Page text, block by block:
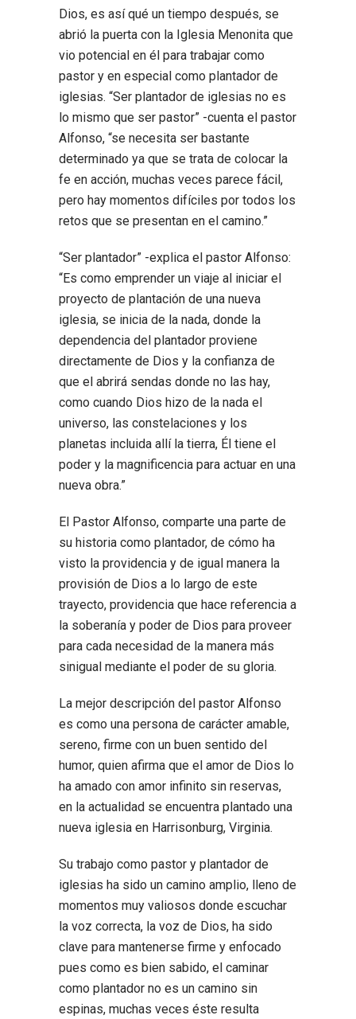
Dios, es así qué un tiempo después, se
abrió la puerta con la Iglesia Menonita que
vio potencial en él para trabajar como
pastor y en especial como plantador de
iglesias. “Ser plantador de iglesias no es
lo mismo que ser pastor” -cuenta el pastor
Alfonso, “se necesita ser bastante
determinado ya que se trata de colocar la
fe en acción, muchas veces parece fácil,
pero hay momentos difíciles por todos los
retos que se presentan en el camino.”
“Ser plantador” -explica el pastor Alfonso:
“Es como emprender un viaje al iniciar el
proyecto de plantación de una nueva
iglesia, se inicia de la nada, donde la
dependencia del plantador proviene
directamente de Dios y la confianza de
que el abrirá sendas donde no las hay,
como cuando Dios hizo de la nada el
universo, las constelaciones y los
planetas incluida allí la tierra, Él tiene el
poder y la magnificencia para actuar en una
nueva obra.”
El Pastor Alfonso, comparte una parte de
su historia como plantador, de cómo ha
visto la providencia y de igual manera la
provisión de Dios a lo largo de este
trayecto, providencia que hace referencia a
la soberanía y poder de Dios para proveer
para cada necesidad de la manera más
sinigual mediante el poder de su gloria.
La mejor descripción del pastor Alfonso
es como una persona de carácter amable,
sereno, firme con un buen sentido del
humor, quien afirma que el amor de Dios lo
ha amado con amor infinito sin reservas,
en la actualidad se encuentra plantado una
nueva iglesia en Harrisonburg, Virginia.
Su trabajo como pastor y plantador de
iglesias ha sido un camino amplio, lleno de
momentos muy valiosos donde escuchar
la voz correcta, la voz de Dios, ha sido
clave para mantenerse firme y enfocado
pues como es bien sabido, el caminar
como plantador no es un camino sin
espinas, muchas veces éste resulta